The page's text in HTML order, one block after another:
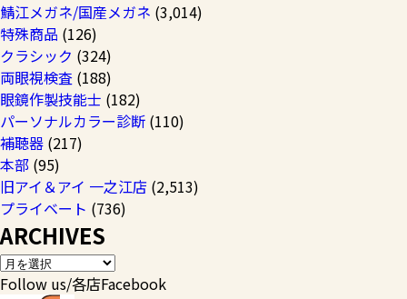
鯖江メガネ/国産メガネ (3,014)
特殊商品 (126)
クラシック (324)
両眼視検査 (188)
眼鏡作製技能士 (182)
パーソナルカラー診断 (110)
補聴器 (217)
本部 (95)
旧アイ＆アイ 一之江店 (2,513)
プライベート (736)
ARCHIVES
Follow us/各店Facebook